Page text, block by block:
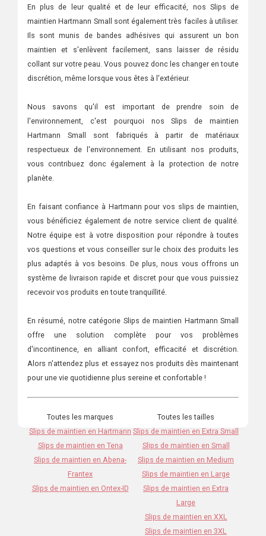
En plus de leur qualité et de leur efficacité, nos Slips de
maintien Hartmann Small sont également très faciles à utiliser.
Ils sont munis de bandes adhésives qui assurent un bon
maintien et s'enlèvent facilement, sans laisser de résidu
collant sur votre peau. Vous pouvez donc les changer en toute
discrétion, même lorsque vous êtes à l'extérieur.
Nous savons qu'il est important de prendre soin de
l'environnement, c'est pourquoi nos Slips de maintien
Hartmann Small sont fabriqués à partir de matériaux
respectueux de l'environnement. En utilisant nos produits,
vous contribuez donc également à la protection de notre
planète.
En faisant confiance à Hartmann pour vos slips de maintien,
vous bénéficiez également de notre service client de qualité.
Notre équipe est à votre disposition pour répondre à toutes
vos questions et vous conseiller sur le choix des produits les
plus adaptés à vos besoins. De plus, nous vous offrons un
système de livraison rapide et discret pour que vous puissiez
recevoir vos produits en toute tranquillité.
En résumé, notre catégorie Slips de maintien Hartmann Small
offre une solution complète pour vos problèmes
d'incontinence, en alliant confort, efficacité et discrétion.
Alors n'attendez plus et essayez nos produits dès maintenant
pour une vie quotidienne plus sereine et confortable !
Toutes les marques
Slips de maintien en Hartmann
Slips de maintien en Tena
Slips de maintien en Abena-
Frantex
Slips de maintien en Ontex-ID
Toutes les tailles
Slips de maintien en Extra Small
Slips de maintien en Small
Slips de maintien en Medium
Slips de maintien en Large
Slips de maintien en Extra
Large
Slips de maintien en XXL
Slips de maintien en 3XL